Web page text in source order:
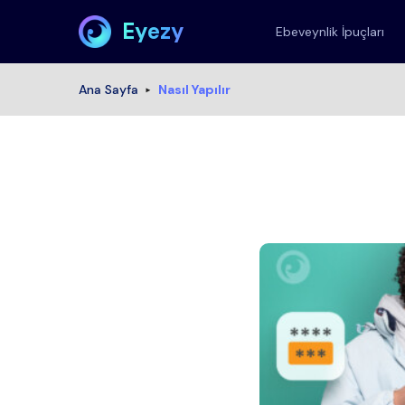
Eyezy Ebeveynlik İpuçları
Ana Sayfa Nasıl Yapılır